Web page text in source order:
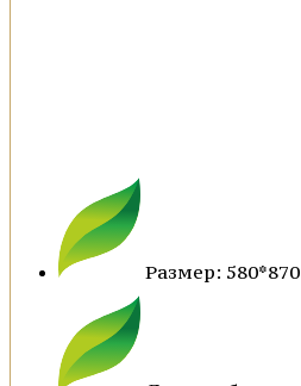
Размер: 580*870